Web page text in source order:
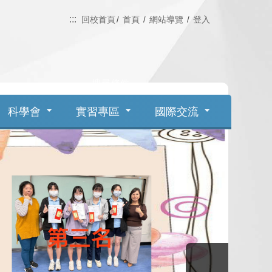
::: 回校首頁 首頁 網站導覽 登入
科學會 實習專區 國際交流